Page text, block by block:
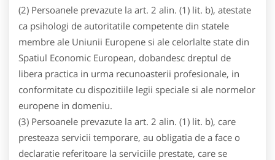
(2) Persoanele prevazute la art. 2 alin. (1) lit. b), atestate
ca psihologi de autoritatile competente din statele
membre ale Uniunii Europene si ale celorlalte state din
Spatiul Economic European, dobandesc dreptul de
libera practica in urma recunoasterii profesionale, in
conformitate cu dispozitiile legii speciale si ale normelor
europene in domeniu.
(3) Persoanele prevazute la art. 2 alin. (1) lit. b), care
presteaza servicii temporare, au obligatia de a face o
declaratie referitoare la serviciile prestate, care se